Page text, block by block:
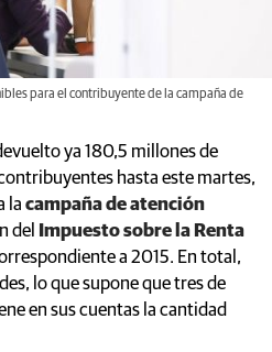
para el contribuyente de la campaña de
ya 180,5 millones de
hasta este martes,
la campaña de atención
del
Impuesto sobre la Renta
a 2015. En total,
lo que supone que tres de
en sus cuentas la cantidad